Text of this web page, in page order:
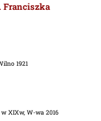
Franciszka
1921
XIXw, W-wa 2016